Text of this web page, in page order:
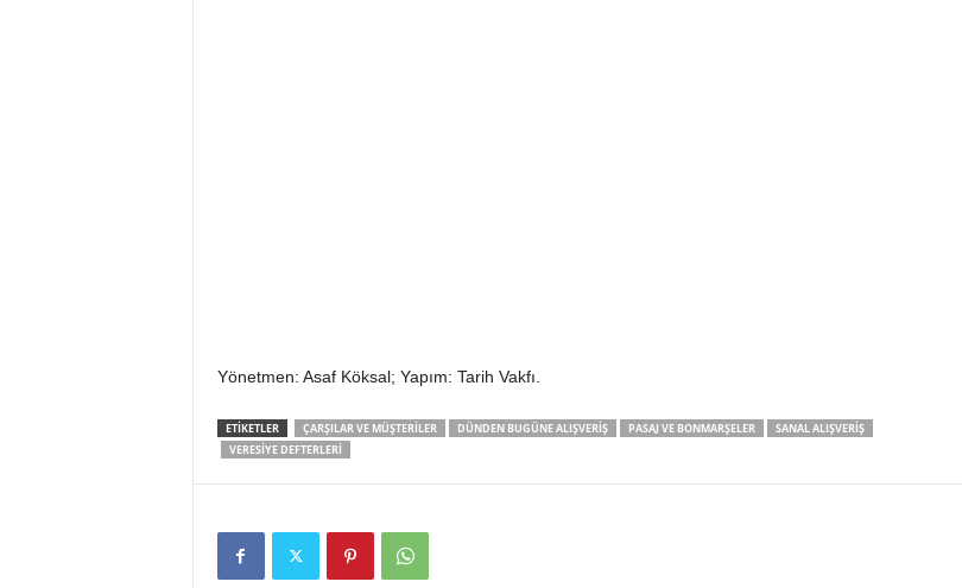
Yönetmen: Asaf Köksal; Yapım: Tarih Vakfı.
ETIKETLER ÇARŞILAR VE MÜŞTERILER DÜNDEN BUGÜNE ALIŞVERIŞ PASAJ VE BONMARŞELER
SANAL ALIŞVERIŞ
VERESIYE DEFTERLERI